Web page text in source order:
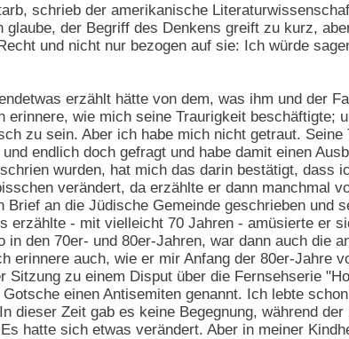
schrieb der amerikanische
glaube, der Begriff des Denkens greift zu kurz,
und nicht nur bezogen auf sie: Ich würde
erzählt hätte von dem, was ihm und der
wie mich seine Traurigkeit beschäftigte;
zu sein. Aber ich habe mich nicht getraut.
endlich doch gefragt und habe damit einen
wurden, hat mich das darin bestätigt, dass
verändert, da erzählte er dann manchmal
Brief an die Jüdische Gemeinde geschrieben und
erzählte - mit vielleicht 70 Jahren - amüsierte er
den 70er- und 80er-Jahren, war dann auch die
erinnere auch, wie er mir Anfang der 80er-Jahre
Sitzung zu einem Disput über die Fernsehserie
einen Antisemiten genannt. Ich lebte
dieser Zeit gab es keine Begegnung, während
hatte sich etwas verändert. Aber in meiner